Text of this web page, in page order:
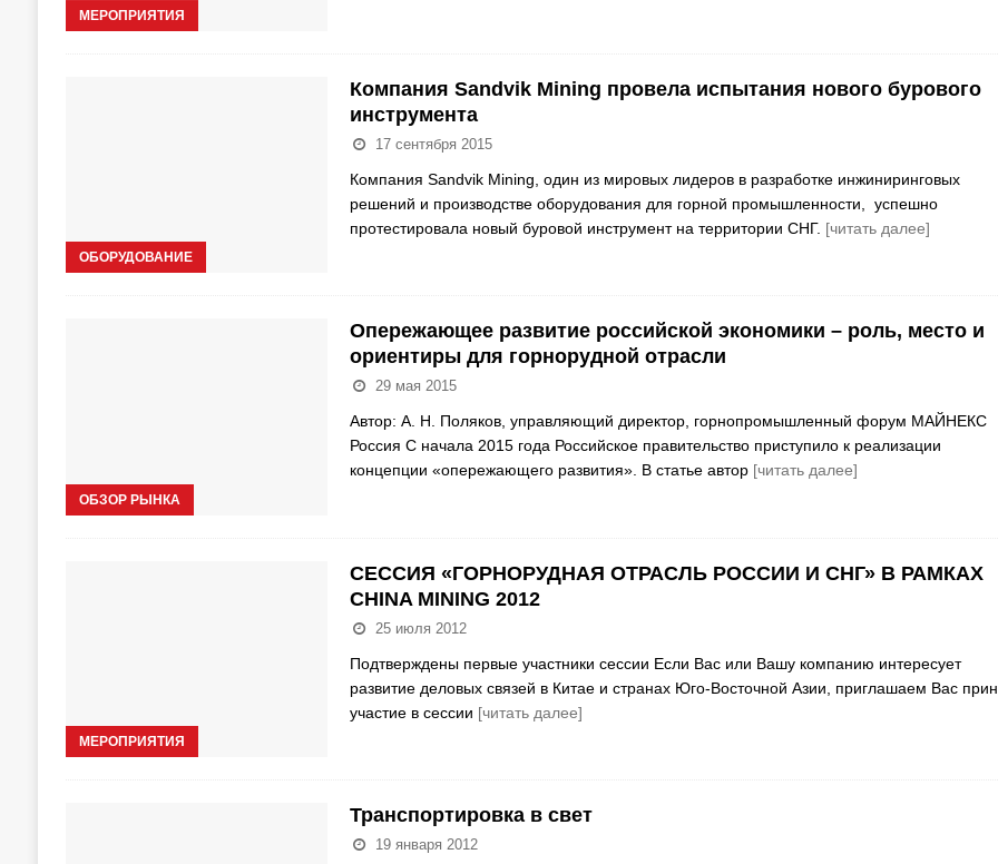
МЕРОПРИЯТИЯ
ОБОРУДОВАНИЕ
Компания Sandvik Mining провела испытания нового бурового
инструмента
17 сентября 2015
Компания Sandvik Mining, один из мировых лидеров в разработке инжиниринговых
решений и производстве оборудования для горной промышленности, успешно
протестировала новый буровой инструмент на территории СНГ. [читать далее]
ОБЗОР РЫНКА
Опережающее развитие российской экономики – роль, место и
ориентиры для горнорудной отрасли
29 мая 2015
Автор: А. Н. Поляков, управляющий директор, горнопромышленный форум МАЙНЕКС
Россия С начала 2015 года Российское правительство приступило к реализации
концепции «опережающего развития». В статье автор [читать далее]
МЕРОПРИЯТИЯ
СЕССИЯ «ГОРНОРУДНАЯ ОТРАСЛЬ РОССИИ И СНГ» В РАМКАХ
CHINA MINING 2012
25 июля 2012
Подтверждены первые участники сессии Если Вас или Вашу компанию интересует
развитие деловых связей в Китае и странах Юго-Восточной Азии, приглашаем Вас
участие в сессии [читать далее]
Транспортировка в свет
19 января 2012